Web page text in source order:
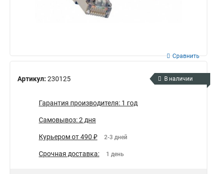
Артикул: 230125
Сравнить
В наличии
Гарантия производителя: 1 год
Самовывоз: 2 дня
Курьером от 490 ₽ 2-3 дней
Срочная доставка: 1 день